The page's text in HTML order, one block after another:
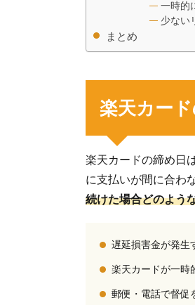
一時的
少ない
まとめ
楽天カー
楽天カードの締め日
に支払いが間に合わ
続けた場合どのよう
遅延損害金が発生
楽天カードが一時
郵便・電話で督促